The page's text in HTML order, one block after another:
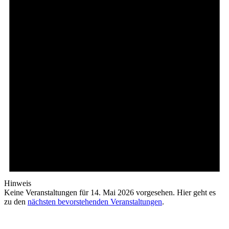
Hinweis
Keine Veranstaltungen für 14. Mai 2026 vorgesehen. Hier geht es
zu den nächsten bevorstehenden Veranstaltungen.